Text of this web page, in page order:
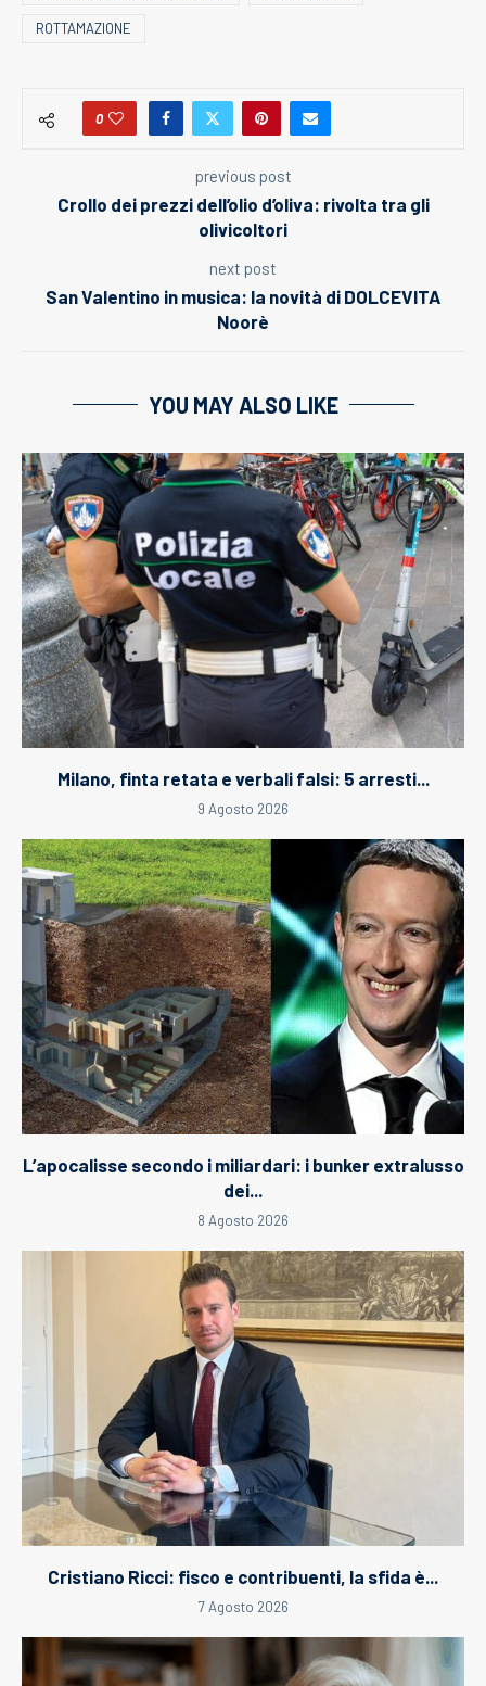
ROTTAMAZIONE
0
previous post
Crollo dei prezzi dell’olio d’oliva: rivolta tra gli
olivicoltori
next post
San Valentino in musica: la novità di DOLCEVITA
Noorè
YOU MAY ALSO LIKE
Milano, finta retata e verbali falsi: 5 arresti...
9 Agosto 2026
L’apocalisse secondo i miliardari: i bunker extralusso
dei...
8 Agosto 2026
Cristiano Ricci: fisco e contribuenti, la sfida è...
7 Agosto 2026